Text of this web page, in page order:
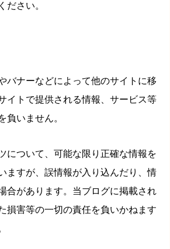
ださい。
バナーなどによって他のサイトに移
イトで提供される情報、サービス等
負いません。
について、可能な限り正確な情報を
ますが、誤情報が入り込んだり、情
合があります。当ブログに掲載され
損害等の一切の責任を負いかねます